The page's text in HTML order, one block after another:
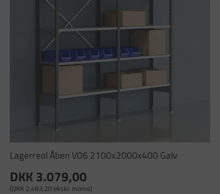
Lagerreol Åben V06 2100x2000x400 Galv
DKK 3.079,00
(DKK 2.463,20 ekskl. moms)